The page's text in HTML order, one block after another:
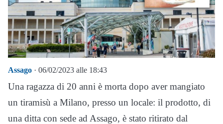
Assago · 06/02/2023 alle 18:43
Una ragazza di 20 anni è morta dopo aver mangiato
un tiramisù a Milano, presso un locale: il prodotto, di
una ditta con sede ad Assago, è stato ritirato dal